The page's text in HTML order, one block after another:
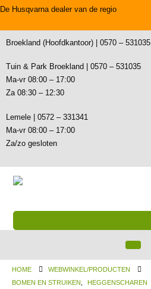
De Husqvarna dealer van de regio
Broekland (Hoofdkantoor) | 0570 – 531035
Tuin & Park Broekland | 0570 – 531035
Ma-vr 08:00 – 17:00
Za 08:30 – 12:30
Lemele | 0572 – 331341
Ma-vr 08:00 – 17:00
Za/zo gesloten
HOME
WEBWINKEL/PRODUCTEN
BOMEN EN STRUIKEN
HEGGENSCHAREN